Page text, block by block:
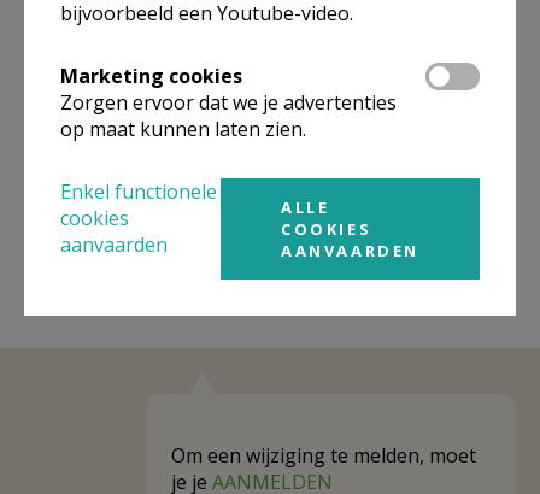
links naar kerken, eventueel van andere
organisaties, in de buurt.
Om een wijziging te melden, moet
je je AANMELDEN
bijvoorbeeld een Youtube-video.
Marketing cookies
Zorgen ervoor dat we je advertenties
op maat kunnen laten zien.
Enkel functionele
cookies
aanvaarden
ALLE
COOKIES
AANVAARDEN